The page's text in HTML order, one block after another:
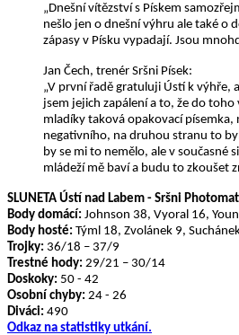
„Dnešní vítězství s Pískem
nešlo jen o dnešní výhru ale také o
zápasy v Písku vypadají. Jsou
Jan Čech, trenér Sršni Písek:
„V první řadě gratuluji Ústí k výhře,
jsem jejich zapálení a to, že do
mladíky taková opakovací
negativního, na druhou stranu to
by se mi to nemělo, ale v
mládeží mě baví a budu to zkoušet
SLUNETA Ústí nad Labem - Sršni
Body domácí: Johnson 38, Vyoral 16,
Body hosté: Týml 18, Zvolánek 9,
Trojky: 36/18 – 37/9
Trestné hody: 29/21 – 30/14
Doskoky: 50 - 42
Osobní chyby: 24 - 26
Diváci: 490
Odkaz na statistiky utkání.